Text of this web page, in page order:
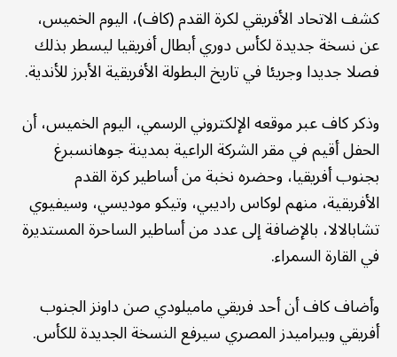
كشف الاتحاد الأفريقي لكرة القدم (كاف)، اليوم الخميس،
عن نسخة جديدة لكأس دوري أبطال أفريقيا ليسطر بذلك
فصلا جديدا وجريئا في تاريخ البطولة الأفريقية الأبرز للأندية.
وذكر كاف عبر موقعه الإلكتروني الرسمي، اليوم الخميس، أن
الحفل أقيم في مقر الشركة الراعية بمدينة جوهانسبرغ
بجنوب أفريقيا، وحضره نخبة من أساطير كرة القدم
الأفريقية، منهم لوكاس راديبي، وتيكو موديسي، وسيفيوي
تشابالالا، بالإضافة إلى عدد من أساطير الساحرة المستديرة
في القارة السمراء.
وأضاف كاف أن أحد فريقي ماميلودي صن داونز الجنوب
أفريقي وبيراميدز المصري سيرفع النسخة الجديدة للكأس.